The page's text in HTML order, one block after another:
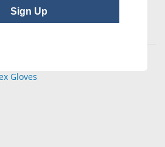
: Gant chirurgical synthétique Biogel Skinsense®
Sign Up